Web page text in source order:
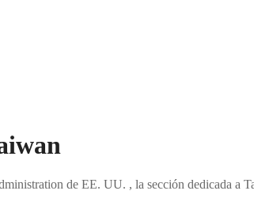
de EE. UU. , la sección dedicada a